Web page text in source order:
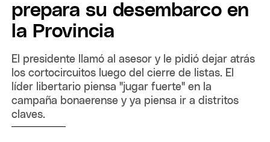
prepara su desembarco en
la Provincia
El presidente llamó al asesor y le pidió dejar atrás
los cortocircuitos luego del cierre de listas. El
líder libertario piensa "jugar fuerte" en la
campaña bonaerense y ya piensa ir a distritos
claves.